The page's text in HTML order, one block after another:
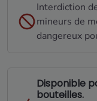
Interdiction
mineurs de
dangereux
Disponible
bouteilles.